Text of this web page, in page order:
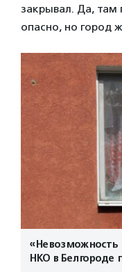
закрывал. Да, там
опасно, но город
«Невозможность
НКО в Белгороде